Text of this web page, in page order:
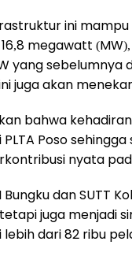
ini
megawatt
yang sebelumnya
juga akan
bahwa
Poso
nyata
Bungku dan SUTT
juga menjadi
dari 82 ribu